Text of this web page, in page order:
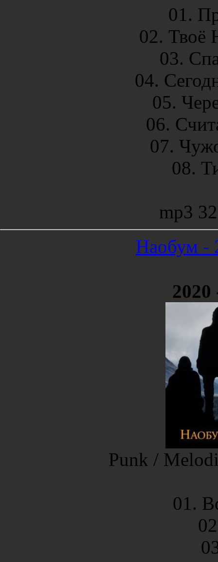
01.
02. Твоё
03.
04.
05.
06.
07.
08.
mp3
Наобум -
Punk /
01.